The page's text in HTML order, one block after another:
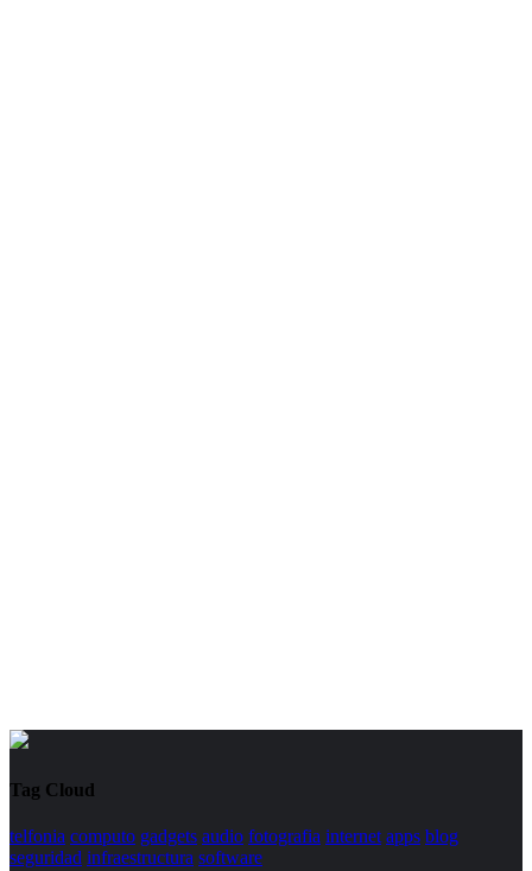
Tag Cloud
telfonia computo gadgets audio fotografia internet apps blog
seguridad infraestructura software